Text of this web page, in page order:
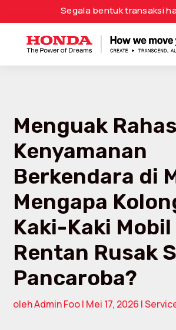
Segala bentuk transaksi hanya
Menguak
Kenyamanan
Berkendara di
Mengapa
Kaki-Kaki Mobil
Rentan Rusak
Pancaroba?
olehAdmin Foo| Mei 17, 2026 |